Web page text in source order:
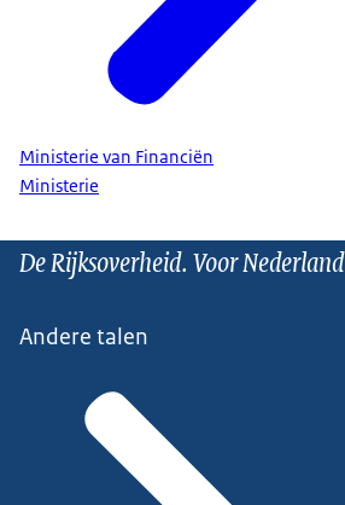
Ministerie van Financiën
Ministerie
De Rijksoverheid. Voor Nederland
Andere talen